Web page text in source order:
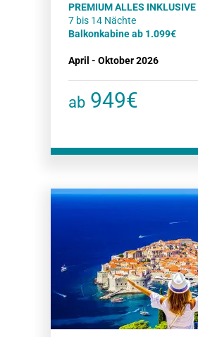
PREMIUM ALLES INKLUSIVE
Balkonkabine ab 1.099€
April - Oktober 2026
ab 949€